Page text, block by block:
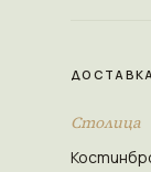
Столица